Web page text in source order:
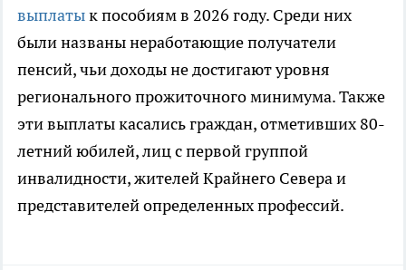
выплатык пособиям в 2026 году. Среди них
были названы неработающие получатели
пенсий, чьи доходы не достигают уровня
регионального прожиточного минимума. Также
эти выплаты касались граждан, отметивших 80-
летний юбилей, лиц с первой группой
инвалидности, жителей Крайнего Севера и
представителей определенных профессий.